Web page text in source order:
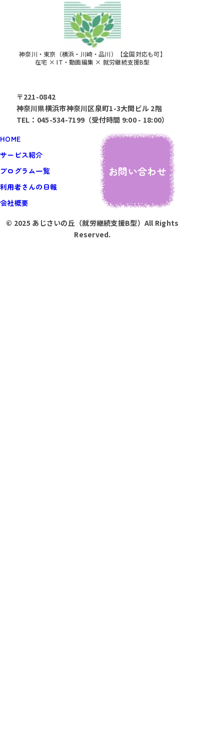
神奈川・東京（横浜・川崎・品川）【全国対応も可】
在宅 × IT・動画編集 × 就労継続支援B型
〒221-0842
神奈川県横浜市神奈川区泉町1-3大関ビル 2階
TEL：045-534-7199（受付時間 9:00 - 18:00）
HOME
サービス紹介
プログラム一覧
利用者さんの日報
会社概要
お問い合わせ
© 2025 あじさいの丘（就労継続支援B型）All Rights
Reserved.